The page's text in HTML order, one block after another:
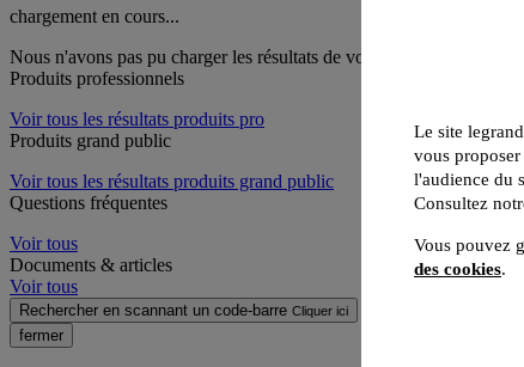
chargement en cours...
Nous n'avons pas pu charger les résultats de votre recherche
Produits professionnels
Voir tous les résultats produits pro
Produits grand public
Voir tous les résultats produits grand public
Questions fréquentes
Voir tous
Documents & articles
Voir tous
Rechercher en scannant un code-barre Cliquer ici
fermer
Le site
vous proposer
l'audience du
Consultez
Vous pouvez
des cookies.